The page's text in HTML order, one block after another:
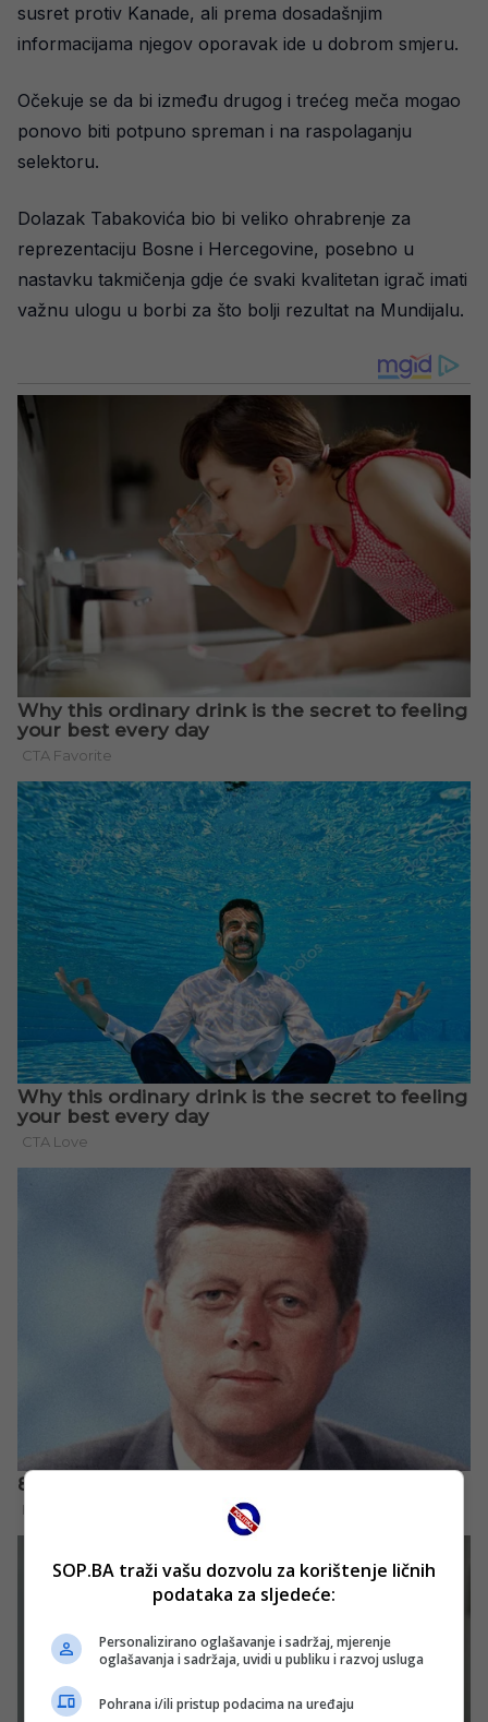
susret protiv Kanade, ali prema dosadašnjim
informacijama njegov oporavak ide u dobrom smjeru.
Očekuje se da bi između drugog i trećeg meča mogao
ponovo biti potpuno spreman i na raspolaganju
selektoru.
Dolazak Tabakovića bio bi veliko ohrabrenje za
reprezentaciju Bosne i Hercegovine, posebno u
nastavku takmičenja gdje će svaki kvalitetan igrač imati
važnu ulogu u borbi za što bolji rezultat na Mundijalu.
SOP.BA traži vašu dozvolu za korištenje ličnih
podataka za sljedeće:
Personalizirano oglašavanje i sadržaj, mjerenje
oglašavanja i sadržaja, uvidi u publiku i razvoj usluga
Pohrana i/ili pristup podacima na uređaju